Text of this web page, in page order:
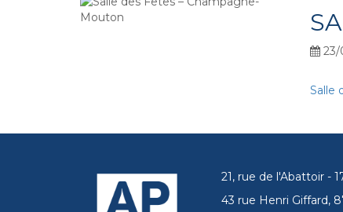
23/
Salle
21, rue de l'Abattoir -
43 rue Henri Giffard,